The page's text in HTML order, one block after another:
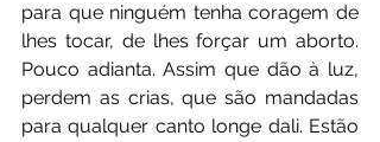
para que ninguém tenha coragem de
lhes tocar, de lhes forçar um aborto.
Pouco adianta. Assim que dão à luz,
perdem as crias, que são mandadas
para qualquer canto longe dali. Estão